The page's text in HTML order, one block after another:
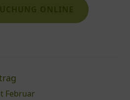
ONLINE
Februar